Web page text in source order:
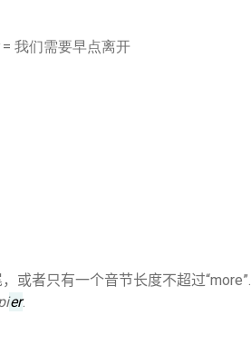
= 我们需要早点离开
或者只有一个音节长度不超过“more”.
er.